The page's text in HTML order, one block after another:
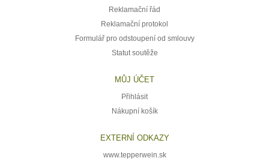
Reklamační řád
Reklamační protokol
Formulář pro odstoupení od smlouvy
Statut soutěže
MŮJ ÚČET
Přihlásit
Nákupní košík
EXTERNÍ ODKAZY
www.tepperwein.sk